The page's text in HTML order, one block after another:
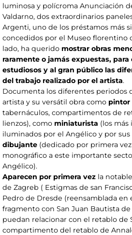
luminosa y polícroma Anunciación
Valdarno, dos extraordinarios
Argenti, uno de los préstamos más
concedidos por el Museo florentino
lado, ha querido mostrar obras
raramente o jamás expuestas, para
estudiosos y al gran público las
del trabajo realizado por el artista.
Documenta los diferentes periodos
artista y su versátil obra como pintor
tabernáculos, compartimentos de
lienzos), como miniaturista (los
iluminados por el Angélico y por
dibujante (dedicado por primera
monográfico a este importante
Angélico).
Aparecen por primera vez la
de Zagreb ( Estigmas de san
Pedro de Dresde (reensamblada en
fragmento con San Juan Bautista
puedan relacionar con el retablo de
compartimento del retablo de